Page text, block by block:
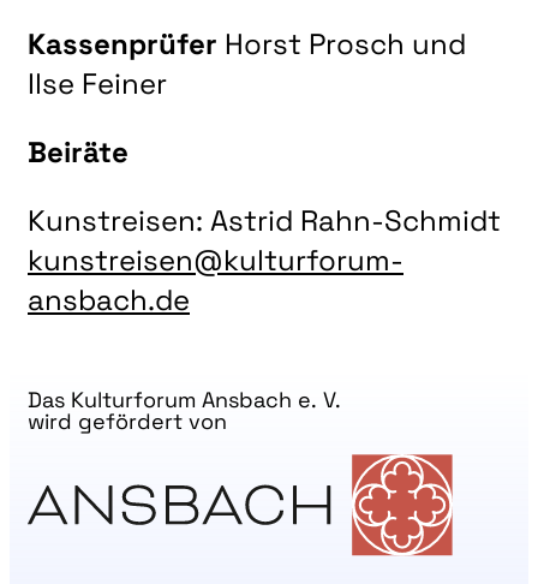
Kassenprüfer Horst Prosch und
Ilse Feiner
Beiräte
Kunstreisen: Astrid Rahn-Schmidt
kunstreisen@kulturforum-
ansbach.de
Das Kulturforum Ansbach e. V.
wird gefördert von